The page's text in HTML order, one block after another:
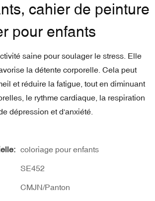
cahier de peinture
pour enfants
saine pour soulager le stress. Elle
la détente corporelle. Cela peut
et réduire la fatigue, tout en diminuant
le rythme cardiaque, la respiration
dépression et d'anxiété.
coloriage pour enfants
SE452
CMJN/Panton